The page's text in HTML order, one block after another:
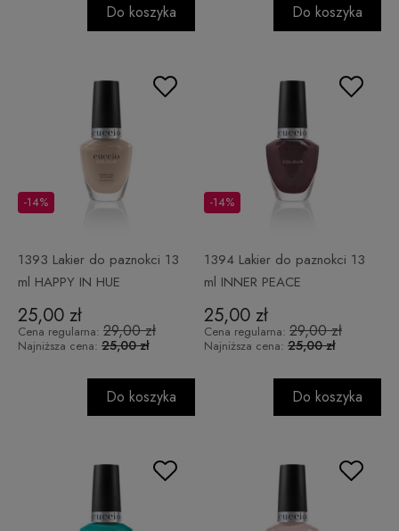
Do koszyka Do koszyka
1393 Lakier do paznokci 13
ml HAPPY IN HUE
25,00 zł
-14%
Cena regularna: 29,00 zł
Najniższa cena: 25,00 zł
Do koszyka
1394 Lakier do paznokci 13
ml INNER PEACE
25,00 zł
-14%
Cena regularna: 29,00 zł
Najniższa cena: 25,00 zł
Do koszyka